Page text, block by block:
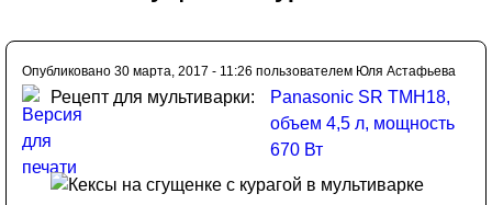
Опубликовано 30 марта, 2017 - 11:26 пользователем Юля Астафьева
Рецепт для мультиварки:
Panasonic SR TMH18,
объем 4,5 л, мощность
670 Вт